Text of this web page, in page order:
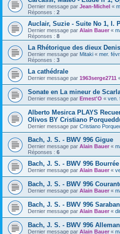
Dernier message par Jean-Michel «
Réponses : 2
Auclair, Suzie - Suite No 1, I.
Dernier message par Alain Bauer «
Réponses : 8
La Rhétorique des dieux
Dernier message par Mitaki « mer.
Réponses : 3
La cathédrale
Dernier message par 1963serge2711
Sonate en La mineur de
Dernier message par Ernest'O « ven.
Alberto Mesirca PLAYS
Olivos BY Cristiano
Dernier message par Cristiano
Bach, J. S. - BWV 996 Gigue
Dernier message par Alain Bauer «
Réponses : 6
Bach, J. S. - BWV 996 Bourrée
Dernier message par Alain Bauer «
Bach, J. S. - BWV 996
Dernier message par Alain Bauer «
Bach, J. S. - BWV 996
Dernier message par Alain Bauer «
Bach, J. S. - BWV 996
Dernier message par Alain Bauer «